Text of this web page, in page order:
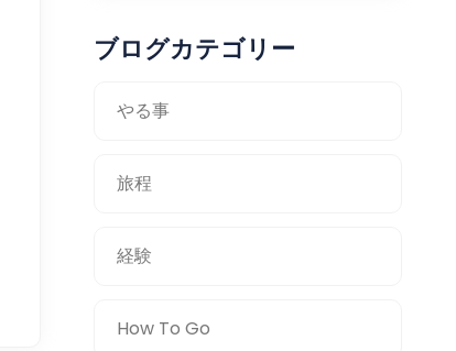
ブログカテゴリー
やる事
旅程
経験
How To Go